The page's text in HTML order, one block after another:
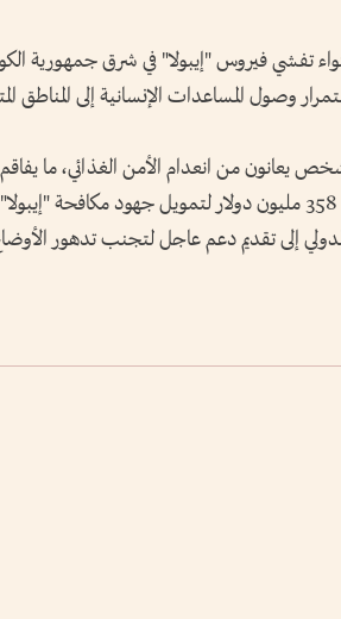
تفشي فيروس "إيبولا" في شرق جمهورية
وصول المساعدات الإنسانية إلى المناطق
أن نحو 26.5 مليون شخص يعانون من انعدام الأمن الغذائي، ما
الاستجابة للوباء، مشيراً إلى حاجته إلى 358 مليون دولار لتمويل جهود مكافحة
إلى تقديم دعم عاجل لتجنب تدهور